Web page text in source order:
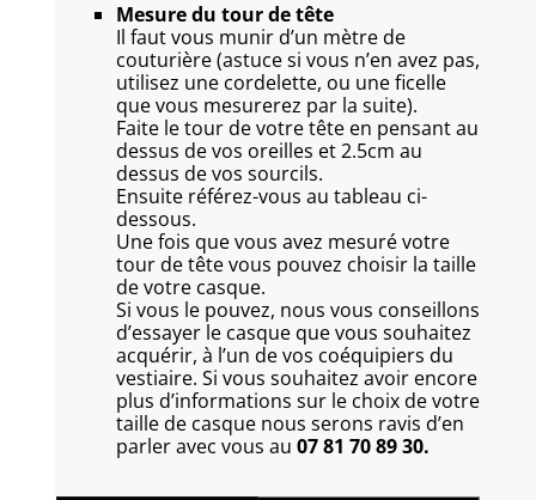
Mesure du tour de tête
Il faut vous munir d’un mètre de
couturière (astuce si vous n’en avez pas,
utilisez une cordelette, ou une ficelle
que vous mesurerez par la suite).
Faite le tour de votre tête en pensant au
dessus de vos oreilles et 2.5cm au
dessus de vos sourcils.
Ensuite référez-vous au tableau ci-
dessous.
Une fois que vous avez mesuré votre
tour de tête vous pouvez choisir la taille
de votre casque.
Si vous le pouvez, nous vous conseillons
d’essayer le casque que vous souhaitez
acquérir, à l’un de vos coéquipiers du
vestiaire. Si vous souhaitez avoir encore
plus d’informations sur le choix de votre
taille de casque nous serons ravis d’en
parler avec vous au 07 81 70 89 30.